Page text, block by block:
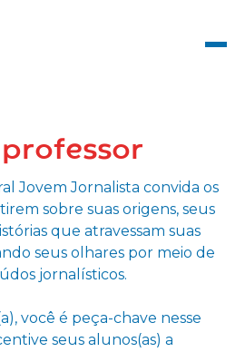
professor
Jovem Jornalista convida os
sobre suas origens, seus
que atravessam suas
seus olhares por meio de
jornalísticos.
você é peça-chave nesse
seus alunos(as) a